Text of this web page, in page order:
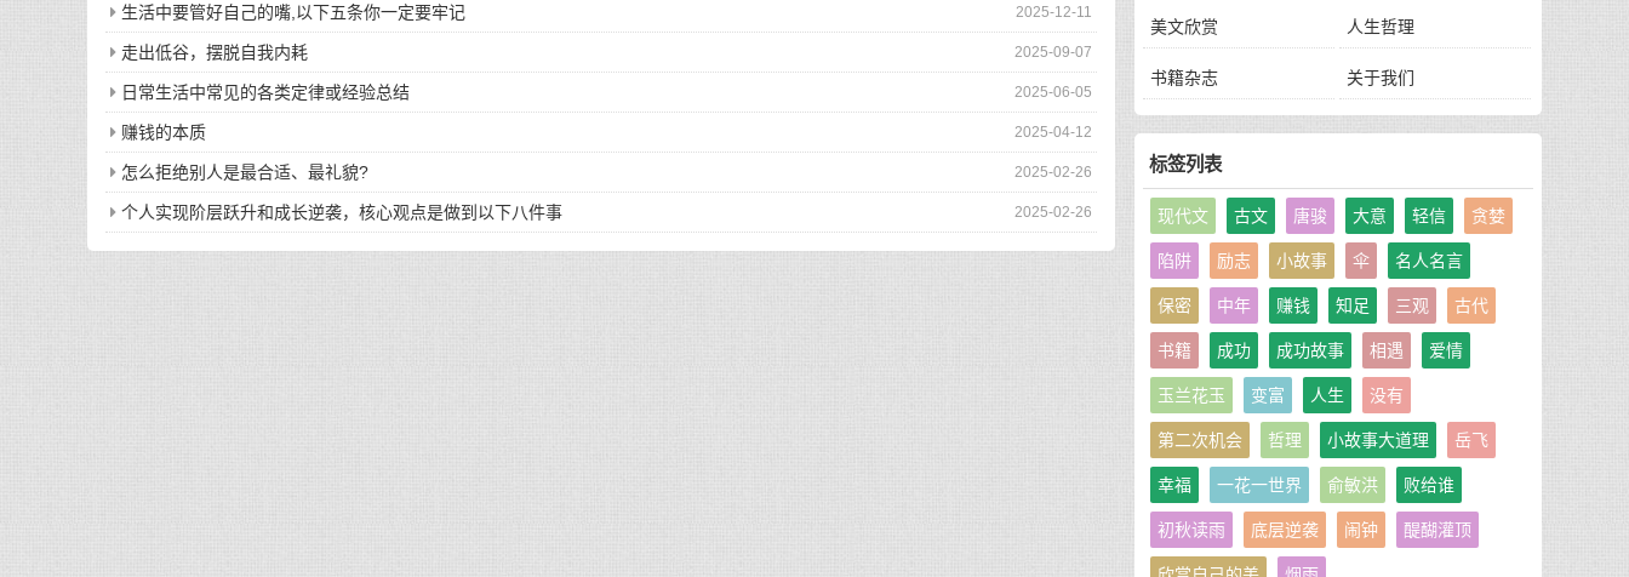
2025-12-11
生活中要管好自己的嘴,以下五条你一定要牢记
2025-09-07
走出低谷，摆脱自我内耗
2025-06-05
日常生活中常见的各类定律或经验总结
2025-04-12
赚钱的本质
2025-02-26
怎么拒绝别人是最合适、最礼貌?
2025-02-26
个人实现阶层跃升和成长逆袭，核心观点是做到以下八件事
美文欣赏 人生哲理
书籍杂志 关于我们
标签列表
现代文 古文 唐骏 大意 轻信 贪婪
陷阱 励志 小故事 伞 名人名言
保密 中年 赚钱 知足 三观 古代
书籍 成功 成功故事 相遇 爱情
玉兰花玉 变富 人生 没有
第二次机会 哲理 小故事大道理 岳飞
幸福 一花一世界 俞敏洪 败给谁
初秋读雨 底层逆袭 闹钟 醍醐灌顶